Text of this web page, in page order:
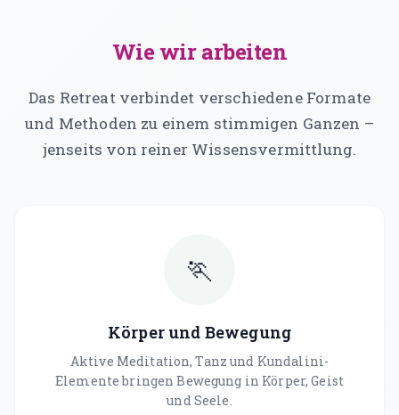
Wie wir arbeiten
Das Retreat verbindet verschiedene Formate
und Methoden zu einem stimmigen Ganzen –
jenseits von reiner Wissensvermittlung.
🏃
Körper und Bewegung
Aktive Meditation, Tanz und Kundalini-
Elemente bringen Bewegung in Körper, Geist
und Seele.